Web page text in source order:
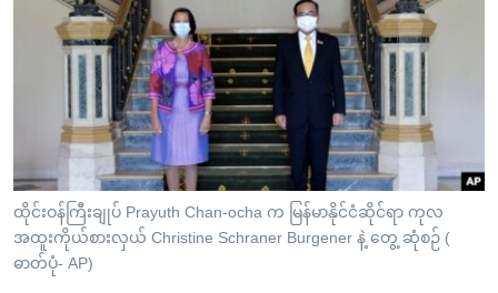
စာမျက်နှာ
ကျော်
ကြည့်
ရန်
ရှာဖွေ
ရုပ်ရှင်ထဲက အင်္ဂလိပ်စာ
သုတပဒေသာ အင်္ဂလိပ်စာ
တီဗွီ
ရေဒီယို/တီဗွီအစီအစဉ်
Learning English
ဗွီအိုအေ လူမှုကွန်ယက်များ
ဘာသာစကားများ
ထိုင်းဝန်ကြီးချုပ် Prayuth Chan-ocha က မြန်မာနိုင်ငံဆိုင်ရာ ကုလ
အထူးကိုယ်စားလှယ် Christine Schraner Burgener နဲ့ တွေ့ ဆုံစဉ် (
ဓာတ်ပုံ- AP)